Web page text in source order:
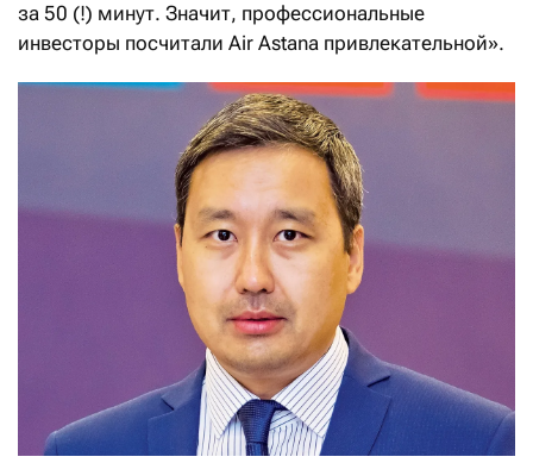
за 50 (!) минут. Значит, профессиональные
инвесторы посчитали Air Astana привлекательной».